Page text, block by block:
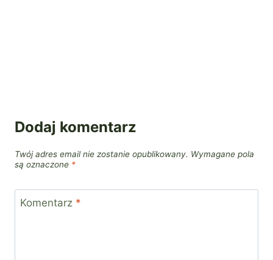
Dodaj komentarz
Twój adres email nie zostanie opublikowany. Wymagane pola
są oznaczone *
Komentarz *